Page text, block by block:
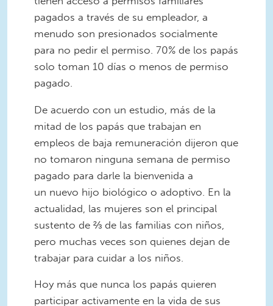
pagados a través de su empleador, a
menudo son presionados socialmente
para no pedir el permiso. 70% de los papás
solo toman 10 días o menos de permiso
pagado.
De acuerdo con un estudio, más de la
mitad de los papás que trabajan en
empleos de baja remuneración dijeron que
no tomaron ninguna semana de permiso
pagado para darle la bienvenida a
un nuevo hijo biológico o adoptivo. En la
actualidad, las mujeres son el principal
sustento de ⅔ de las familias con niños,
pero muchas veces son quienes dejan de
trabajar para cuidar a los niños.
Hoy más que nunca los papás quieren
participar activamente en la vida de sus